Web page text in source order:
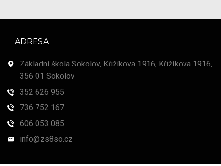
ADRESA
Základní škola Sokolov, Křižíkova 1916, Křižíkova 1916,
356 01 Sokolov
352 626 955
736 752 167
606 053 085
info@zs8so.cz